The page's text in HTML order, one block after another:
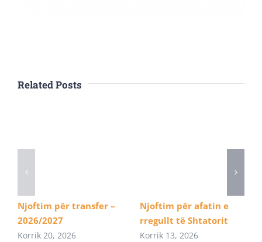
Related Posts
Njoftim për transfer –
2026/2027
Korrik 20, 2026
Njoftim për afatin e
rregullt të Shtatorit
Korrik 13, 2026